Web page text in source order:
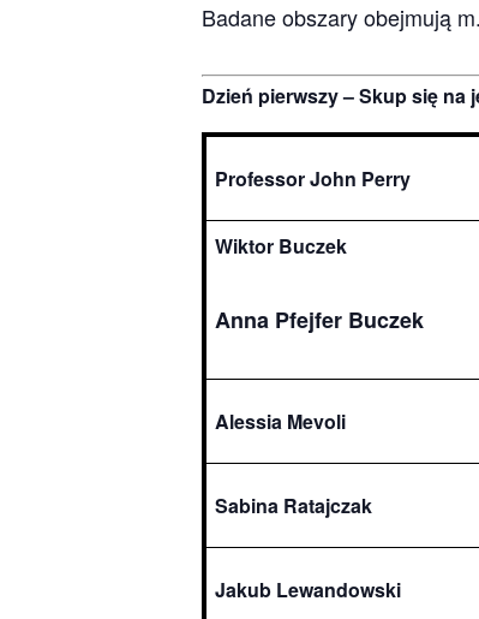
Badane obszary obejmują
Dzień pierwszy – Skup się na
Professor John Perry
Wiktor Buczek
Anna Pfejfer Buczek
Alessia Mevoli
Sabina Ratajczak
Jakub Lewandowski